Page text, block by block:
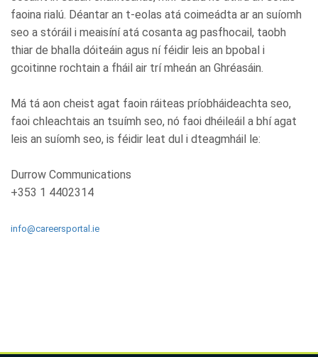
faoina rialú. Déantar an t-eolas atá coimeádta ar an suíomh
seo a stóráil i meaisíní atá cosanta ag pasfhocail, taobh
thiar de bhalla dóiteáin agus ní féidir leis an bpobal i
gcoitinne rochtain a fháil air trí mheán an Ghréasáin.
Má tá aon cheist agat faoin ráiteas príobháideachta seo,
faoi chleachtais an tsuímh seo, nó faoi dhéileáil a bhí agat
leis an suíomh seo, is féidir leat dul i dteagmháil le:
Durrow Communications
+353 1 4402314
info@careersportal.ie